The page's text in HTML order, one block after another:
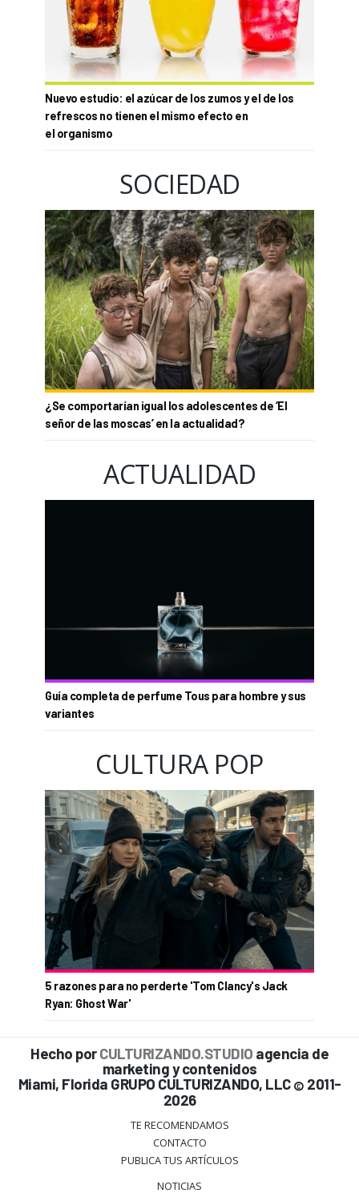
Nuevo estudio: el azúcar de los zumos y el de los
refrescos no tienen el mismo efecto en
el organismo
SOCIEDAD
¿Se comportarían igual los adolescentes de ‘El
señor de las moscas’ en la actualidad?
ACTUALIDAD
Guía completa de perfume Tous para hombre y sus
variantes
CULTURA POP
5 razones para no perderte 'Tom Clancy's Jack
Ryan: Ghost War'
Hecho porCULTURIZANDO.STUDIO agencia de
marketing y contenidos
Miami, Florida GRUPO CULTURIZANDO, LLC © 2011-
2026
TE RECOMENDAMOS
CONTACTO
PUBLICA TUS ARTÍCULOS
NOTICIAS